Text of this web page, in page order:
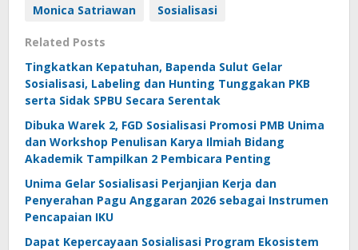
Monica Satriawan
Sosialisasi
Related Posts
Tingkatkan Kepatuhan, Bapenda Sulut Gelar
Sosialisasi, Labeling dan Hunting Tunggakan PKB
serta Sidak SPBU Secara Serentak
Dibuka Warek 2, FGD Sosialisasi Promosi PMB Unima
dan Workshop Penulisan Karya Ilmiah Bidang
Akademik Tampilkan 2 Pembicara Penting
Unima Gelar Sosialisasi Perjanjian Kerja dan
Penyerahan Pagu Anggaran 2026 sebagai Instrumen
Pencapaian IKU
Dapat Kepercayaan Sosialisasi Program Ekosistem